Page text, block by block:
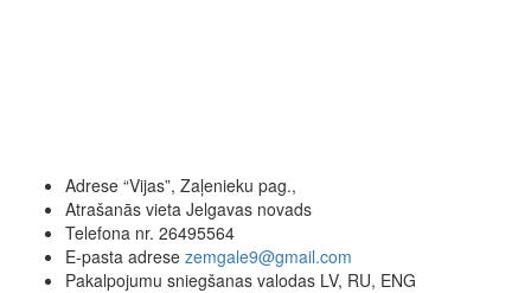
Adrese “Vijas”, Zaļenieku pag.,
Atrašanās vieta Jelgavas novads
Telefona nr. 26495564
E-pasta adrese zemgale9@gmail.com
Pakalpojumu sniegšanas valodas LV, RU, ENG